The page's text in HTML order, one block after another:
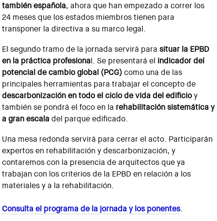
también española, ahora que han empezado a correr los
24 meses que los estados miembros tienen para
transponer la directiva a su marco legal.
El segundo tramo de la jornada servirá parasituar la EPBD
en la práctica profesional. Se presentará el indicador del
potencial de cambio global (PCG)como una de las
principales herramientas para trabajar el concepto de
descarbonización en todo el ciclo de vida del edificioy
también se pondrá el foco en la rehabilitación sistemática y
a gran escaladel parque edificado.
Una mesa redonda servirá para cerrar el acto. Participarán
expertos en rehabilitación y descarbonización, y
contaremos con la presencia de arquitectos que ya
trabajan con los criterios de la EPBD en relación a los
materiales y a la rehabilitación.
Consulta el programa de la jornada y los ponentes.